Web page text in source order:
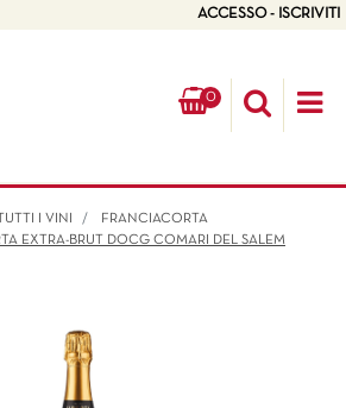
ACCESSO - ISCRIVITI
0
TUTTI I VINI
FRANCIACORTA
EXTRA-BRUT DOCG COMARI DEL SALEM